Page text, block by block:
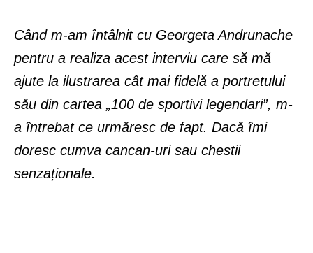
Când m-am întâlnit cu Georgeta Andrunache
pentru a realiza acest interviu care să mă
ajute la ilustrarea cât mai fidelă a portretului
său din cartea „100 de sportivi legendari”, m-
a întrebat ce urmăresc de fapt. Dacă îmi
doresc cumva cancan-uri sau chestii
senzaționale.